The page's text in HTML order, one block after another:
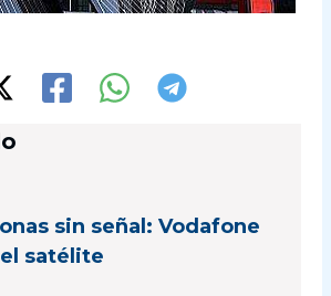
sin señal: Vodafone
satélite